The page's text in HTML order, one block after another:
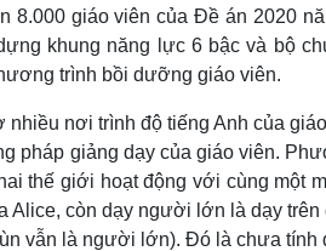
8.000 giáo viên của Đề án 2020
khung năng lực 6 bậc và bộ
trình bồi dưỡng giáo viên.
nhiều nơi trình độ tiếng Anh của
pháp giảng dạy của giáo viên.
thế giới hoạt động với cùng một
Alice, còn dạy người lớn là dạy
vẫn là người lớn). Đó là chưa tính